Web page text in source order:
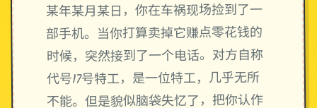
某年某月某日，你在车祸现场捡到了一
部手机。当你打算卖掉它赚点零花钱的
时候，突然接到了一个电话。对方自称
代号17号特工，是一位特工，几乎无所
不能。但是貌似脑袋失忆了，把你认作